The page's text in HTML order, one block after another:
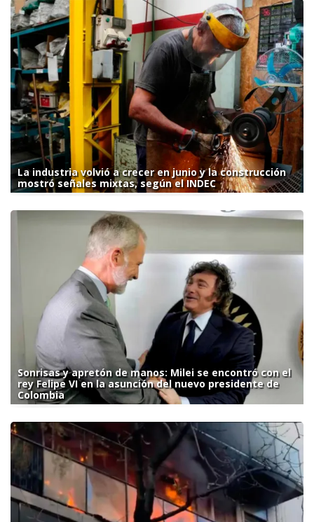
La industria volvió a crecer en junio y la construcción
mostró señales mixtas, según el INDEC
Sonrisas y apretón de manos: Milei se encontró con el
rey Felipe VI en la asunción del nuevo presidente de
Colombia